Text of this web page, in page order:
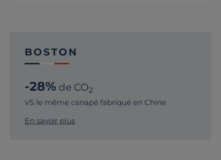
BOSTON
-28% de CO2
VS le même canapé fabriqué en Chine
En savoir plus